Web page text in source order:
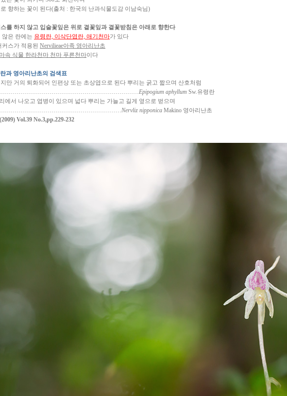
향하는 꽃이 된다(출처 : 한국의 난과식물도감 이남숙님)
를 하지 않고 입술꽃잎은 위로 곁꽃잎과 곁꽃받침은 아래로 향한다
않은 란에는 유령란, 이삭단엽란, 애기천마가 있다
스가 적용된 Nervilieae아족 영아리난초
속 식물 한라천마 천마 푸른천마이다
과 영아리난초의 검색표
만 거의 퇴화되어 인편상 또는 초상엽으로 된다 뿌리는 굵고 짧으며 산호처럼
Epipogium aphyllum Sw.유령란
에서 나오고 엽병이 있으며 넓다 뿌리는 가늘고 길게 옆으로 벋으며
Nervliz nipponica Makino 영아리난초
Vol.39 No.3,pp.229-232